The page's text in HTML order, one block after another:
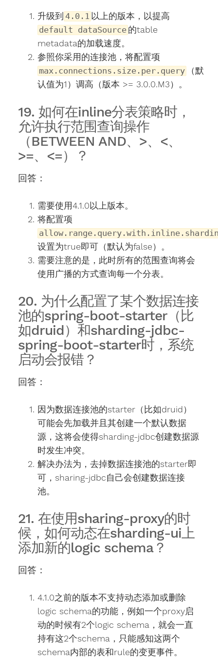
升级到 4.0.1 以上的版本，以提高
default dataSource 的table
metadata的加载速度。
参照你采用的连接池，将配置项
max.connections.size.per.query
（默
认值为1）调高（版本 >= 3.0.0.M3）。
19. 如何在inline分表策略时，
允许执行范围查询操作
（BETWEEN AND、>、<、
>=、<=）？
回答：
需要使用4.1.0以上版本。
将配置项
设置为true即可（默认为false）。
需要注意的是，此时所有的范围查询将会
使用广播的方式查询每一个分表。
20. 为什么配置了某个数据连接
池的spring-boot-starter（比
如druid）和sharding-jdbc-
spring-boot-starter时，系统
启动会报错？
回答：
因为数据连接池的starter（比如druid）
可能会先加载并且其创建一个默认数据
源，这将会使得sharding-jdbc创建数据源
时发生冲突。
解决办法为，去掉数据连接池的starter即
可，sharing-jdbc自己会创建数据连接
池。
21. 在使用sharing-proxy的时
候，如何动态在sharding-ui上
添加新的logic schema？
回答：
4.1.0之前的版本不支持动态添加或删除
logic schema的功能，例如一个proxy启
动的时候有2个logic schema，就会一直
持有这2个schema，只能感知这两个
schema内部的表和rule的变更事件。